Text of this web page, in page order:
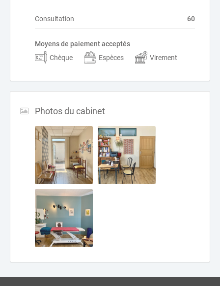
Consultation 60
Moyens de paiement acceptés
Chèque
Espèces Virement
Photos du cabinet